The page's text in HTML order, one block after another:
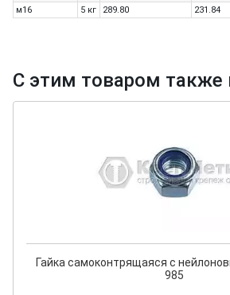
м16
5 кг 289.80 231.84
С этим товаром также
Гайка самоконтрящаяся с
985